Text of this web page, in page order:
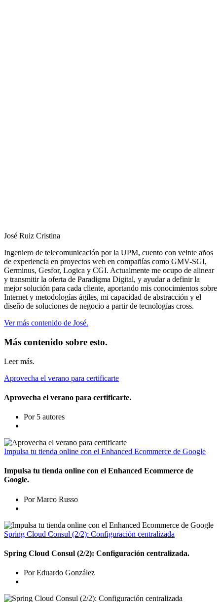
José Ruiz Cristina
Ingeniero de telecomunicación por la UPM, cuento con veinte años
de experiencia en proyectos web en compañías como GMV-SGI,
Germinus, Gesfor, Logica y CGI. Actualmente me ocupo de alinear
y transmitir la oferta de Paradigma Digital, y ayudar a definir la
mejor solución para cada cliente, aportando mis conocimientos sobre
Internet y metodologías ágiles, mi capacidad de abstracción y el
diseño de soluciones de negocio a partir de tecnologías cross.
Ver más contenido de José.
Más contenido sobre esto.
Leer más.
Aprovecha el verano para certificarte
Aprovecha el verano para certificarte.
Por 5 autores
Impulsa tu tienda online con el Enhanced Ecommerce de Google
Impulsa tu tienda online con el Enhanced Ecommerce de
Google.
Por Marco Russo
Spring Cloud Consul (2/2): Configuración centralizada
Spring Cloud Consul (2/2): Configuración centralizada.
Por Eduardo González